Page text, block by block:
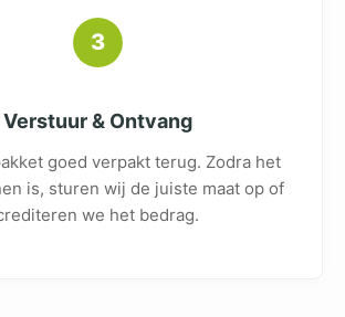
3
Verstuur & Ontvang
goed verpakt terug. Zodra het
is, sturen wij de juiste maat op of
we het bedrag.